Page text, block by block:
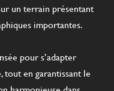
un terrain présentant
importantes.
pour s’adapter
tout en garantissant le